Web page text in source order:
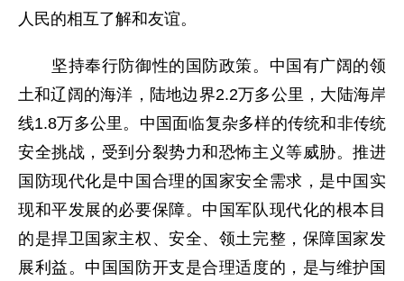
人民的相互了解和友谊。
坚持奉行防御性的国防政策。中国有广阔的领
土和辽阔的海洋，陆地边界2.2万多公里，大陆海岸
线1.8万多公里。中国面临复杂多样的传统和非传统
安全挑战，受到分裂势力和恐怖主义等威胁。推进
国防现代化是中国合理的国家安全需求，是中国实
现和平发展的必要保障。中国军队现代化的根本目
的是捍卫国家主权、安全、领土完整，保障国家发
展利益。中国国防开支是合理适度的，是与维护国